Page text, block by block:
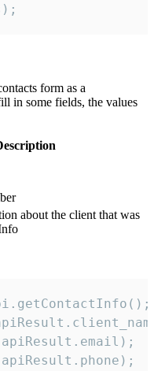
form as a
in some fields, the values
about the client that was